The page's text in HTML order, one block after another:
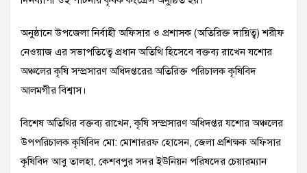
অনুষ্ঠানে উপজেলা নির্বাহী অফিসার ও প্রশাসক (অতিরিক্ত দায়িত্ব) শরীফ
নেওয়াজ এর সভাপতিত্বে প্রধান অতিথি হিসেবে বক্তব্য রাখেন যশোর
অঞ্চলের কৃষি সম্প্রসারণ অধিদপ্তরের অতিরিক্ত পরিচালক কৃষিবিদ
আলমগীর বিশ্বাস।
বিশেষ অতিথির বক্তব্য রাখেন, কৃষি সম্প্রসারণ অধিদপ্তর যশোর অঞ্চলের
উপপরিচালক কৃষিবিদ মো: মোশাররফ হোসেন, জেলা প্রশিক্ষক অফিসার
কৃষিবিদ আবু তালহা, কেশবপুর সদর ইউনিয়ন পরিষদের চেয়ারম্যান